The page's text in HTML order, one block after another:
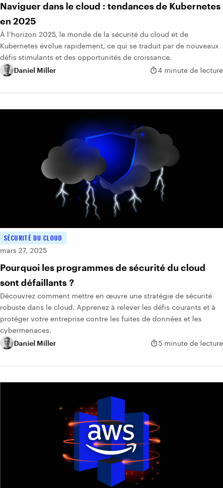
Naviguer dans le cloud : tendances de Kubernetes
en 2025
À l’horizon 2025, le monde de la sécurité du cloud et de
Kubernetes évolue rapidement, ce qui se traduit par de nouveaux
défis stimulants et des opportunités de croissance.
Daniel Miller
4 minute de lecture
SÉCURITÉ DU CLOUD
mars 27, 2025
Pourquoi les programmes de sécurité du cloud
sont défaillants ?
Découvrez comment mettre en œuvre une stratégie de sécurité
robuste dans le cloud. Apprenez à relever les défis courants et à
protéger votre entreprise contre les fuites de données et les
cybermenaces.
Daniel Miller
5 minute de lecture